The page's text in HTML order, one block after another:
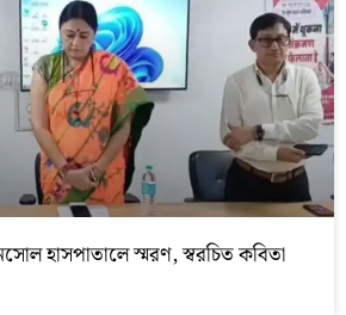
হাসপাতালে স্মরণ, স্বরচিত কবিতা